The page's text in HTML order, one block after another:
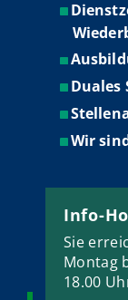
Duales
Wir
Info-
Sie
Montag
18.00